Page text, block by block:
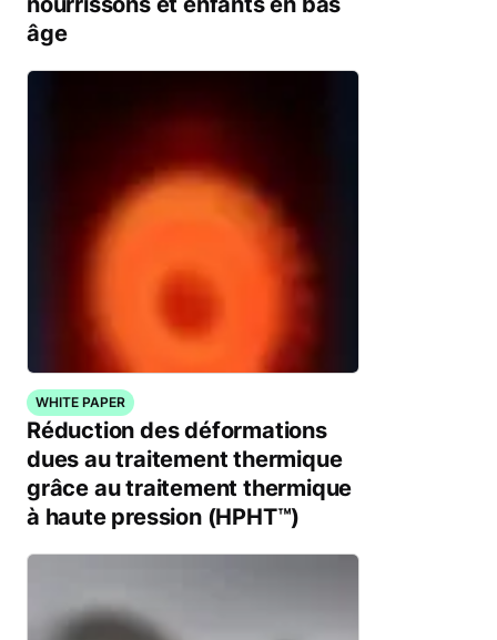
âge
WHITE PAPER
Réduction des déformations
dues au traitement thermique
grâce au traitement thermique
à haute pression (HPHT™)